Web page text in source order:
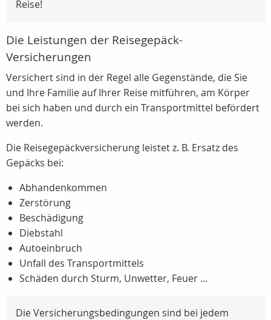
Reise!
Die Leistungen der Reisegepäck-
Versicherungen
Versichert sind in der Regel alle Gegenstände, die Sie
und Ihre Familie auf Ihrer Reise mitführen, am Körper
bei sich haben und durch ein Transportmittel befördert
werden.
Die Reisegepäckversicherung leistet z. B. Ersatz des
Gepäcks bei:
Abhandenkommen
Zerstörung
Beschädigung
Diebstahl
Autoeinbruch
Unfall des Transportmittels
Schäden durch Sturm, Unwetter, Feuer ...
Die Versicherungsbedingungen sind bei jedem